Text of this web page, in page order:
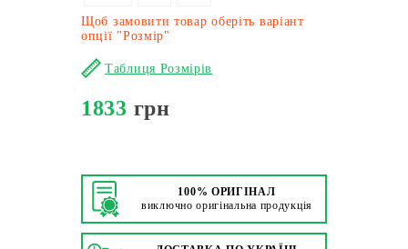
Щоб замовити товар оберіть варіант
опції "Розмір"
Таблиця Розмірів
1833 грн
100% ОРИГІНАЛ
виключно оригінальна продукція